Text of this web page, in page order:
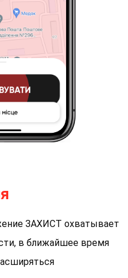
ЗАХИСТ охватывает
в ближайшее время